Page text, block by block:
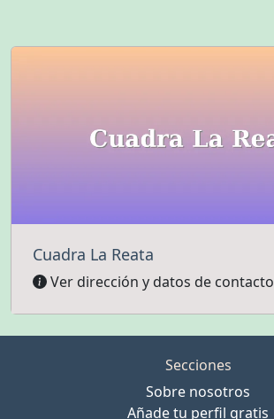
Cuadra La Reata
Ver dirección y datos de contacto
Secciones
Sobre nosotros
Añade tu perfil gratis